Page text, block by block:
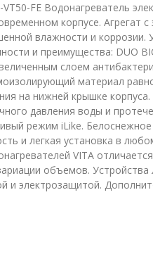
FE Водонагреватель
корпусе.
влажности и
и преимущества: DUO
слоем
материал
на нижней крышке
давления воды и
режим iLike.
и легкая установка в
VITA
объемов.
и электрозащитой.